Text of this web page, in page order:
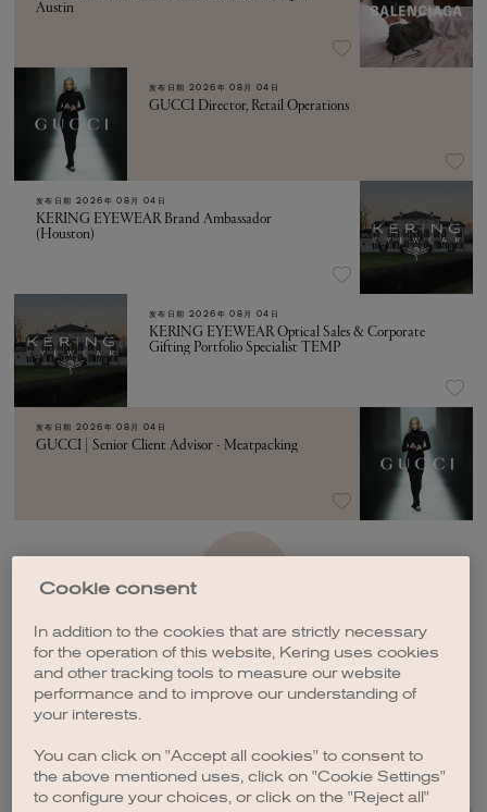
Austin
发布日期 2026年 08月 04日
GUCCI Director, Retail Operations
发布日期 2026年 08月 04日
KERING EYEWEAR Brand Ambassador
(Houston)
发布日期 2026年 08月 04日
KERING EYEWEAR Optical Sales & Corporate
Gifting Portfolio Specialist TEMP
发布日期 2026年 08月 04日
GUCCI | Senior Client Advisor - Meatpacking
Cookie consent
In addition to the cookies that are strictly necessary
for the operation of this website, Kering uses cookies
and other tracking tools to measure our website
performance and to improve our understanding of
your interests.
You can click on "Accept all cookies" to consent to
the above mentioned uses, click on "Cookie Settings"
to configure your choices, or click on the "Reject all"